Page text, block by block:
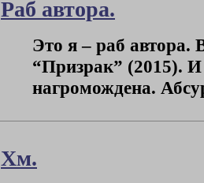
Раб автора.
Это я – раб автора.
“Призрак” (2015).
нагромождена.
Хм.